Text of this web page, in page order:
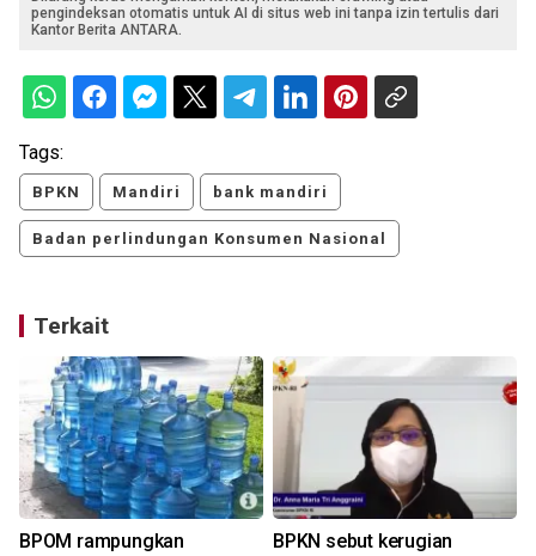
pengindeksan otomatis untuk AI di situs web ini tanpa izin tertulis dari
Kantor Berita ANTARA.
Tags:
BPKN Mandiri bank mandiri
Badan perlindungan Konsumen Nasional
Terkait
BPOM rampungkan
BPKN sebut kerugian